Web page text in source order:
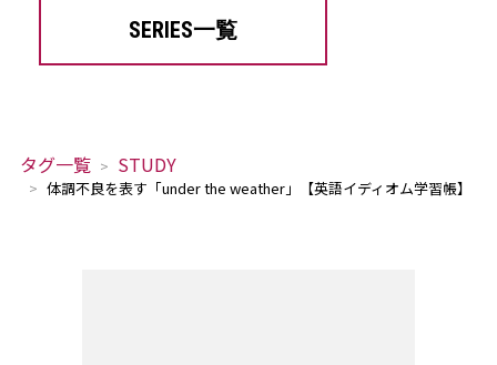
SERIES一覧
タグ一覧 STUDY
体調不良を表す「under the weather」【英語イディオム学習帳】